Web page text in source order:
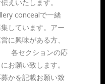
えいたします。
concealで一緒
しています。アー
に興味がある方、
各セクションの応
お願い致します。
かを記載お願い致